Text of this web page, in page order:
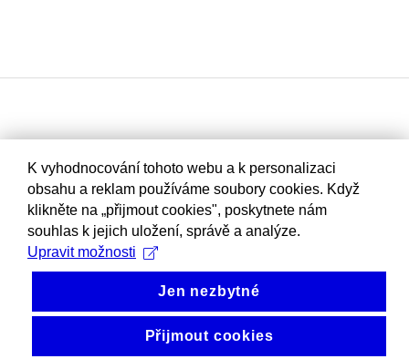
K vyhodnocování tohoto webu a k personalizaci
obsahu a reklam používáme soubory cookies. Když
klikněte na „přijmout cookies", poskytnete nám
souhlas k jejich uložení, správě a analýze.
Upravit možnosti
Jen nezbytné
Přijmout cookies